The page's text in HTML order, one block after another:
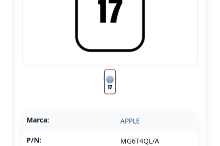
Marca: APPLE
P/N: MG6T4QL/A